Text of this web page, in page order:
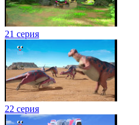
21 серия
22 серия